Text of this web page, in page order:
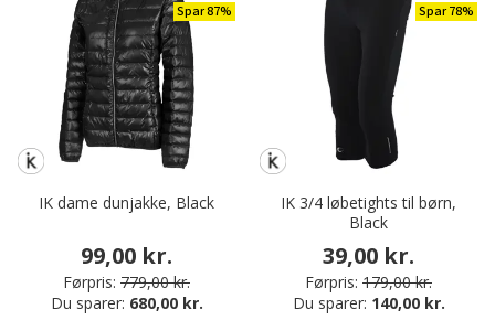
Spar 87%
IK dame dunjakke, Black
99,00 kr.
Førpris: 779,00 kr.
Du sparer: 680,00 kr.
Spar 78%
IK 3/4 løbetights til børn,
Black
39,00 kr.
Førpris: 179,00 kr.
Du sparer: 140,00 kr.